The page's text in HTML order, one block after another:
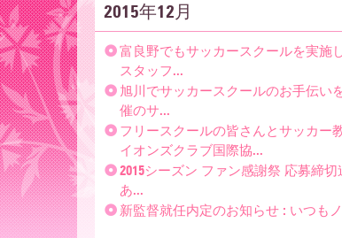
ル
デ
ィ
2015年12月
富良野でもサッカースクールを実施
スタッフ...
旭川でサッカースクールのお手伝い
催のサ...
フリースクールの皆さんとサッカー
イオンズクラブ国際協...
2015シーズン ファン感謝祭 応募締
あ...
新監督就任内定のお知らせ : いつも